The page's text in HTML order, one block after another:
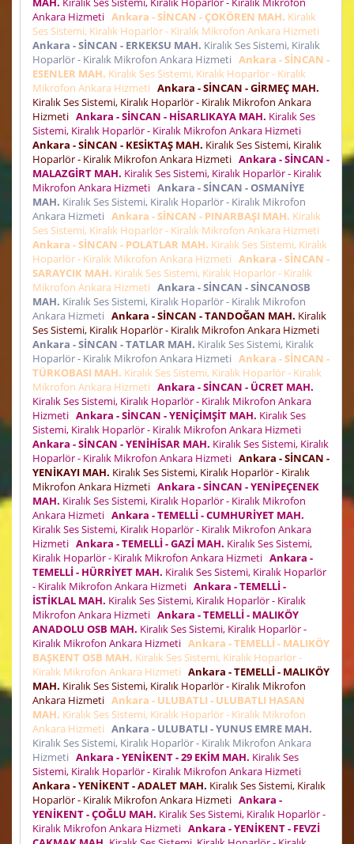
Ankara Hizmeti Ankara - SİNCAN - ÇOKÖREN MAH. Kiralık
Ses Sistemi, Kiralık Hoparlör - Kiralık Mikrofon Ankara Hizmeti
Ankara - SİNCAN - ERKEKSU MAH. Kiralık Ses Sistemi, Kiralık
Hoparlör - Kiralık Mikrofon Ankara Hizmeti Ankara - SİNCAN -
ESENLER MAH. Kiralık Ses Sistemi, Kiralık Hoparlör - Kiralık
Mikrofon Ankara Hizmeti Ankara - SİNCAN - GİRMEÇ MAH.
Kiralık Ses Sistemi, Kiralık Hoparlör - Kiralık Mikrofon Ankara
Hizmeti Ankara - SİNCAN - HİSARLIKAYA MAH. Kiralık Ses
Sistemi, Kiralık Hoparlör - Kiralık Mikrofon Ankara Hizmeti
Ankara - SİNCAN - KESİKTAŞ MAH. Kiralık Ses Sistemi, Kiralık
Hoparlör - Kiralık Mikrofon Ankara Hizmeti Ankara - SİNCAN -
MALAZGİRT MAH. Kiralık Ses Sistemi, Kiralık Hoparlör - Kiralık
Mikrofon Ankara Hizmeti Ankara - SİNCAN - OSMANİYE
MAH. Kiralık Ses Sistemi, Kiralık Hoparlör - Kiralık Mikrofon
Ankara Hizmeti Ankara - SİNCAN - PINARBAŞI MAH. Kiralık
Ses Sistemi, Kiralık Hoparlör - Kiralık Mikrofon Ankara Hizmeti
Ankara - SİNCAN - POLATLAR MAH. Kiralık Ses Sistemi, Kiralık
Hoparlör - Kiralık Mikrofon Ankara Hizmeti Ankara - SİNCAN -
SARAYCIK MAH. Kiralık Ses Sistemi, Kiralık Hoparlör - Kiralık
Mikrofon Ankara Hizmeti Ankara - SİNCAN - SİNCANOSB
MAH. Kiralık Ses Sistemi, Kiralık Hoparlör - Kiralık Mikrofon
Ankara Hizmeti Ankara - SİNCAN - TANDOĞAN MAH. Kiralık
Ses Sistemi, Kiralık Hoparlör - Kiralık Mikrofon Ankara Hizmeti
Ankara - SİNCAN - TATLAR MAH. Kiralık Ses Sistemi, Kiralık
Hoparlör - Kiralık Mikrofon Ankara Hizmeti Ankara - SİNCAN -
TÜRKOBASI MAH. Kiralık Ses Sistemi, Kiralık Hoparlör - Kiralık
Mikrofon Ankara Hizmeti Ankara - SİNCAN - ÜCRET MAH.
Kiralık Ses Sistemi, Kiralık Hoparlör - Kiralık Mikrofon Ankara
Hizmeti Ankara - SİNCAN - YENİÇİMŞİT MAH. Kiralık Ses
Sistemi, Kiralık Hoparlör - Kiralık Mikrofon Ankara Hizmeti
Ankara - SİNCAN - YENİHİSAR MAH. Kiralık Ses Sistemi, Kiralık
Hoparlör - Kiralık Mikrofon Ankara Hizmeti Ankara - SİNCAN -
YENİKAYI MAH. Kiralık Ses Sistemi, Kiralık Hoparlör - Kiralık
Mikrofon Ankara Hizmeti Ankara - SİNCAN - YENİPEÇENEK
MAH. Kiralık Ses Sistemi, Kiralık Hoparlör - Kiralık Mikrofon
Ankara Hizmeti Ankara - TEMELLİ - CUMHURİYET MAH.
Kiralık Ses Sistemi, Kiralık Hoparlör - Kiralık Mikrofon Ankara
Hizmeti Ankara - TEMELLİ - GAZİ MAH. Kiralık Ses Sistemi,
Kiralık Hoparlör - Kiralık Mikrofon Ankara Hizmeti Ankara -
TEMELLİ - HÜRRİYET MAH. Kiralık Ses Sistemi, Kiralık Hoparlör
- Kiralık Mikrofon Ankara Hizmeti Ankara - TEMELLİ -
İSTİKLAL MAH. Kiralık Ses Sistemi, Kiralık Hoparlör - Kiralık
Mikrofon Ankara Hizmeti Ankara - TEMELLİ - MALIKÖY
ANADOLU OSB MAH. Kiralık Ses Sistemi, Kiralık Hoparlör -
Kiralık Mikrofon Ankara Hizmeti Ankara - TEMELLİ - MALIKÖY
BAŞKENT OSB MAH. Kiralık Ses Sistemi, Kiralık Hoparlör -
Kiralık Mikrofon Ankara Hizmeti Ankara - TEMELLİ - MALIKÖY
MAH. Kiralık Ses Sistemi, Kiralık Hoparlör - Kiralık Mikrofon
Ankara Hizmeti Ankara - ULUBATLI - ULUBATLI HASAN
MAH. Kiralık Ses Sistemi, Kiralık Hoparlör - Kiralık Mikrofon
Ankara Hizmeti Ankara - ULUBATLI - YUNUS EMRE MAH.
Kiralık Ses Sistemi, Kiralık Hoparlör - Kiralık Mikrofon Ankara
Hizmeti Ankara - YENİKENT - 29 EKİM MAH. Kiralık Ses
Sistemi, Kiralık Hoparlör - Kiralık Mikrofon Ankara Hizmeti
Ankara - YENİKENT - ADALET MAH. Kiralık Ses Sistemi, Kiralık
Hoparlör - Kiralık Mikrofon Ankara Hizmeti Ankara -
YENİKENT - ÇOĞLU MAH. Kiralık Ses Sistemi, Kiralık Hoparlör -
Kiralık Mikrofon Ankara Hizmeti Ankara - YENİKENT - FEVZİ